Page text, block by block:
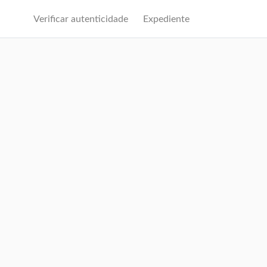
Verificar autenticidade Expediente